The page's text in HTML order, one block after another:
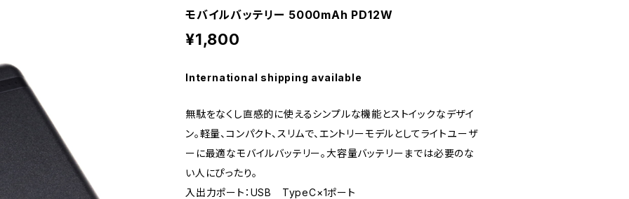
モバイルバッテリー 5000mAh PD12W
¥1,800
International shipping available
無駄をなくし直感的に使えるシンプルな機能とストイックなデザイ
ン。軽量、コンパクト、スリムで、エントリーモデルとしてライトユーザ
ーに最適なモバイルバッテリー。大容量バッテリーまでは必要のな
い人にぴったり。
入出力ポート：USB TypeC×1ポート